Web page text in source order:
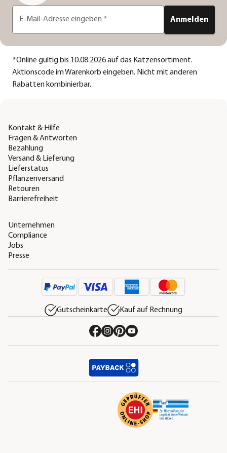
E-Mail-Adresse eingeben * Anmelden
*Online gültig bis 10.08.2026 auf das Katzensortiment.
Aktionscode im Warenkorb eingeben. Nicht mit anderen
Rabatten kombinierbar.
Kontakt & Hilfe
Fragen & Antworten
Bezahlung
Versand & Lieferung
Lieferstatus
Pflanzenversand
Retouren
Barrierefreiheit
Unternehmen
Compliance
Jobs
Presse
Gutscheinkarte Kauf auf Rechnung